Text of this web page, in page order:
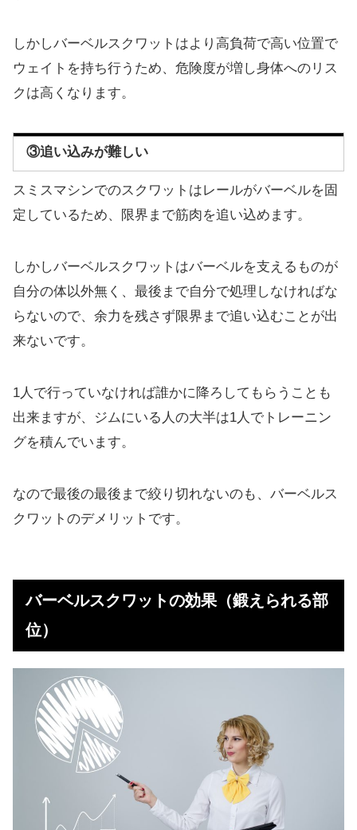
しかしバーベルスクワットはより高負荷で高い位置で
ウェイトを持ち行うため、危険度が増し身体へのリス
クは高くなります。
③追い込みが難しい
スミスマシンでのスクワットはレールがバーベルを固
定しているため、限界まで筋肉を追い込めます。
しかしバーベルスクワットはバーベルを支えるものが
自分の体以外無く、最後まで自分で処理しなければな
らないので、余力を残さず限界まで追い込むことが出
来ないです。
1人で行っていなければ誰かに降ろしてもらうことも
出来ますが、ジムにいる人の大半は1人でトレーニン
グを積んでいます。
なので最後の最後まで絞り切れないのも、バーベルス
クワットのデメリットです。
バーベルスクワットの効果（鍛えられる部
位）